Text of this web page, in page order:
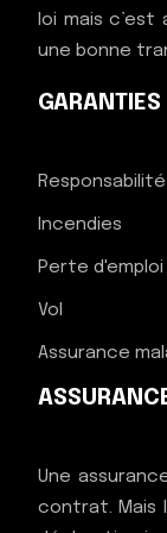
loi mais c’est
une bonne
GARANTIES
Incendies
Perte d'emploi
Vol
Assurance
Une
contrat. Mais